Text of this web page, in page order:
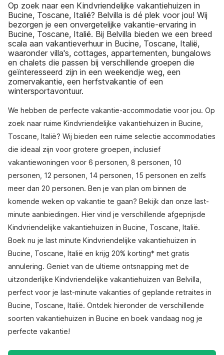
Op zoek naar een Kindvriendelijke vakantiehuizen in
Bucine, Toscane, Italië? Belvilla is dé plek voor jou! Wij
bezorgen je een onvergetelijke vakantie-ervaring in
Bucine, Toscane, Italië. Bij Belvilla bieden we een breed
scala aan vakantieverhuur in Bucine, Toscane, Italië,
waaronder villa's, cottages, appartementen, bungalows
en chalets die passen bij verschillende groepen die
geïnteresseerd zijn in een weekendje weg, een
zomervakantie, een herfstvakantie of een
wintersportavontuur.
We hebben de perfecte vakantie-accommodatie voor jou. Op
zoek naar ruime Kindvriendelijke vakantiehuizen in Bucine,
Toscane, Italië? Wij bieden een ruime selectie accommodaties
die ideaal zijn voor grotere groepen, inclusief
vakantiewoningen voor 6 personen, 8 personen, 10
personen, 12 personen, 14 personen, 15 personen en zelfs
meer dan 20 personen. Ben je van plan om binnen de
komende weken op vakantie te gaan? Bekijk dan onze last-
minute aanbiedingen. Hier vind je verschillende afgeprijsde
Kindvriendelijke vakantiehuizen in Bucine, Toscane, Italië.
Boek nu je last minute Kindvriendelijke vakantiehuizen in
Bucine, Toscane, Italië en krijg 20% korting* met gratis
annulering. Geniet van de ultieme ontsnapping met de
uitzonderlijke Kindvriendelijke vakantiehuizen van Belvilla,
perfect voor je last-minute vakanties of geplande retraites in
Bucine, Toscane, Italië. Ontdek hieronder de verschillende
soorten vakantiehuizen in Bucine en boek vandaag nog je
perfecte vakantie!